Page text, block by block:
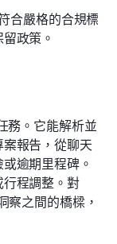
合嚴格的合規標
政策。
務。它能解析並
報告，從聊天
逾期里程碑。
程調整。對
察之間的橋樑，